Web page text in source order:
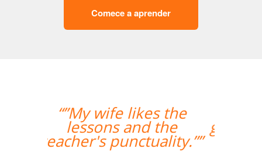
Comece a aprender
“”My teacher is very
good and I had a great
week with her!””